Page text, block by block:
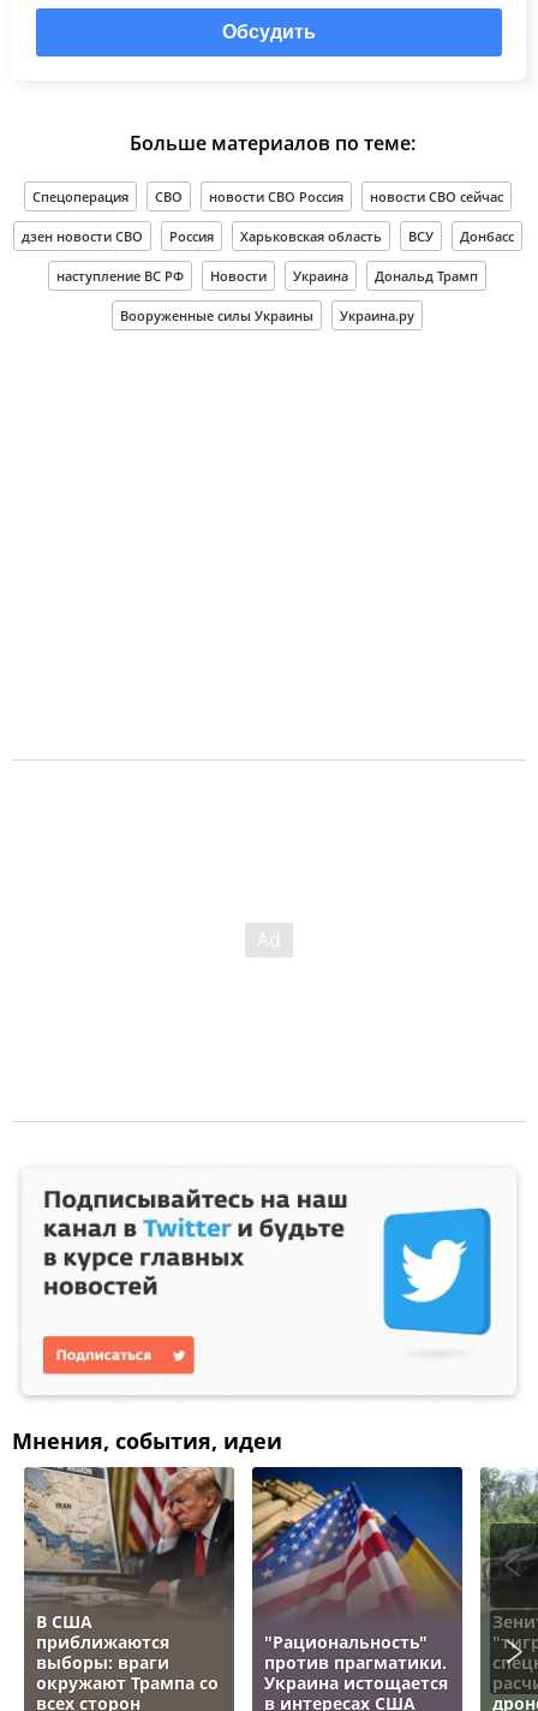
Обсудить
Больше материалов по теме:
Спецоперация СВО новости СВО Россия новости СВО сейчас
дзен новости СВО Россия Харьковская область ВСУ Донбасс
наступление ВС РФ Новости Украина Дональд Трамп
Вооруженные силы Украины Украина.ру
Мнения, события, идеи
В США
приближаются
выборы: враги
окружают Трампа со
всех сторон
"Рациональность"
против прагматики.
Украина истощается
в интересах США